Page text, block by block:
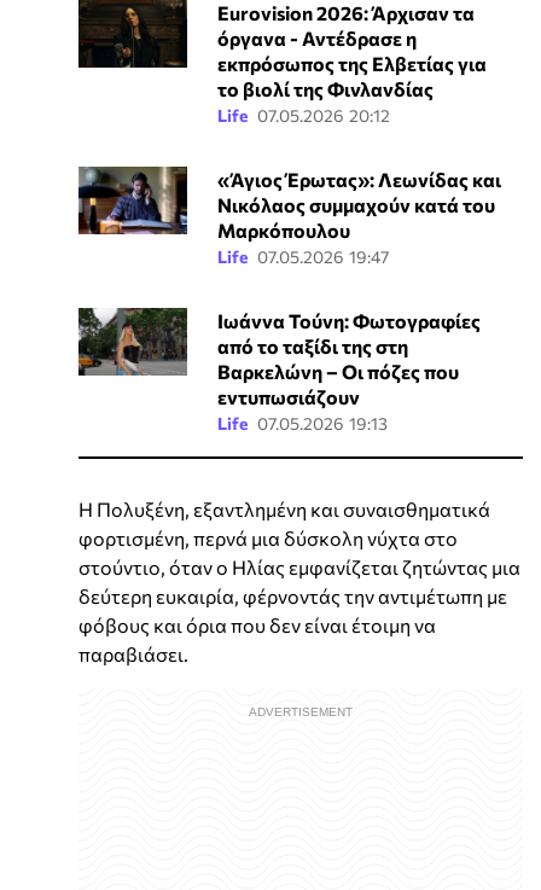
Eurovision 2026: Άρχισαν τα
όργανα - Αντέδρασε η
εκπρόσωπος της Ελβετίας για
το βιολί της Φινλανδίας
Life 07.05.2026 20:12
«Άγιος Έρωτας»: Λεωνίδας και
Νικόλαος συμμαχούν κατά του
Μαρκόπουλου
Life 07.05.2026 19:47
Ιωάννα Τούνη: Φωτογραφίες
από το ταξίδι της στη
Βαρκελώνη – Οι πόζες που
εντυπωσιάζουν
Life 07.05.2026 19:13
Η Πολυξένη, εξαντλημένη και συναισθηματικά
φορτισμένη, περνά μια δύσκολη νύχτα στο
στούντιο, όταν ο Ηλίας εμφανίζεται ζητώντας μια
δεύτερη ευκαιρία, φέρνοντάς την αντιμέτωπη με
φόβους και όρια που δεν είναι έτοιμη να
παραβιάσει.